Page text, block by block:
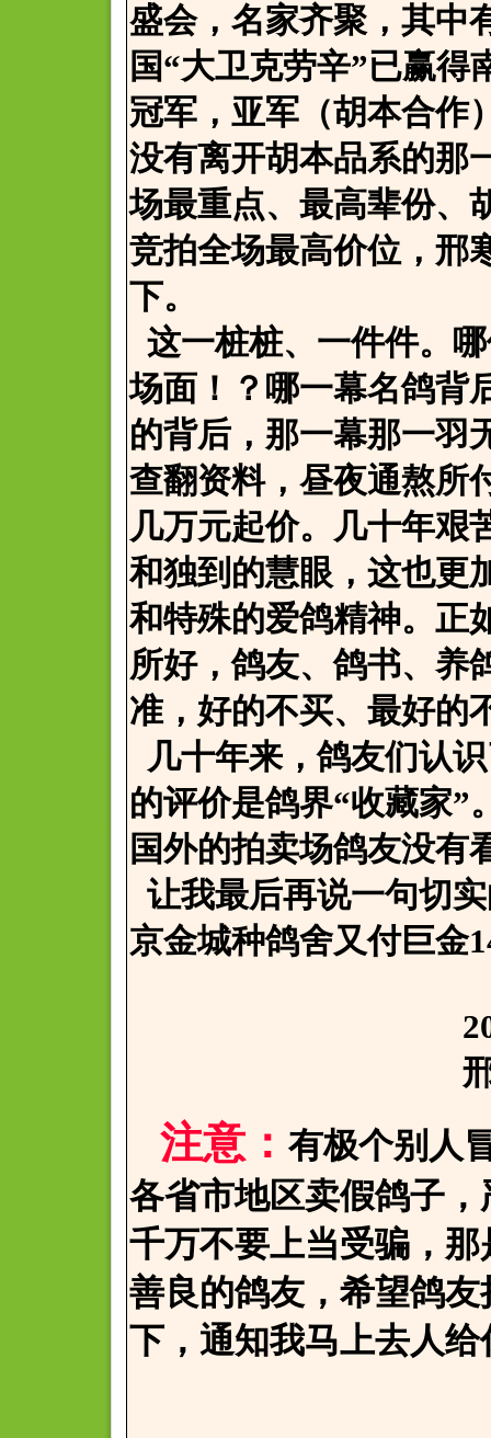
盛会，名家齐聚，其中
国“大卫克劳辛”已赢得
冠军，亚军（胡本合作
没有离开胡本品系的那
场最重点、最高辈份、
竞拍全场最高价位，邢
下。
这一桩桩、一件件。
场面！？哪一幕名鸽背
的背后，那一幕那一羽
查翻资料，昼夜通熬所
几万元起价。几十年艰
和独到的慧眼，这也更
和特殊的爱鸽精神。正
所好，鸽友、鸽书、
准，好的不买、最好
几十年来，鸽友们认
的评价是鸽界“收藏家”
国外的拍卖场鸽友没有
让我最后再说一句切
京金城种鸽舍又付巨金
邢寒于
注意： 有极个别人
各省市地区卖假鸽子
千万不要上当受骗，
善良的鸽友，希望鸽友
下，通知我马上去人给